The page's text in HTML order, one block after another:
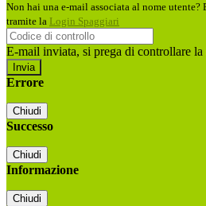
Non hai una e-mail associata al nome utente?
tramite la Login Spaggiari
E-mail inviata, si prega di controllare la
Errore
Chiudi
Successo
Chiudi
Informazione
Chiudi